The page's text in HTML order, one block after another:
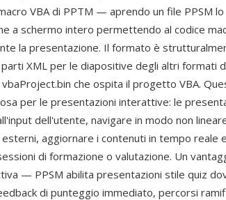
VBA di PPTM — aprendo un file PPSM
a schermo intero permettendo al codice
la presentazione. Il formato è
XML per le diapositive degli altri formati
che ospita il progetto VBA.
per le presentazioni interattive: le
dell'utente, navigare in modo non
aggiornare i contenuti in tempo reale
di formazione o valutazione. Un
— PPSM abilita presentazioni stile quiz
di punteggio immediato, percorsi